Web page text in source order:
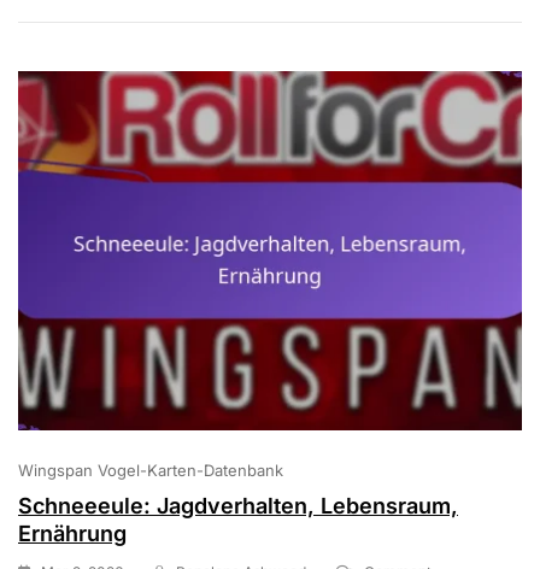
Wingspan Vogel-Karten-Datenbank
Schneeeule: Jagdverhalten, Lebensraum,
Ernährung